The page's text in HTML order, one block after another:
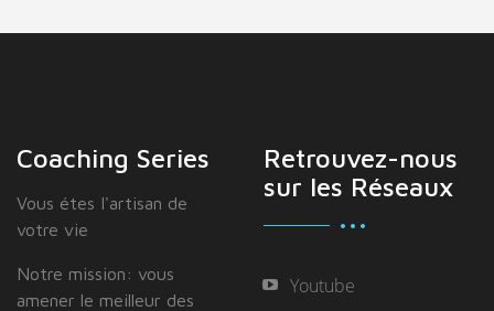
Coaching Series
Vous étes I'artisan de
votre vie
Notre mission: vous
amener le meilleur des
Retrouvez-nous
sur les Réseaux
Youtube